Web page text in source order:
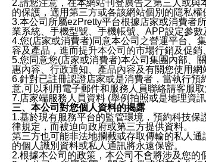
2.請您注意，在本網站刊登廣告之第三人或
的保護，適用第三方或各該網站個別的隱私
3.本公司所屬ezPretty平台根據店家或消費者
業系統、手機型號、手機帳號、APP設定參
4.您(店家或消費者)同意本公司之營運平台、
容及產品，進而提升本公司的市場行銷及促
5.您同意您(店家或消費者)本公司集團內部、
惠內容、行政通知、產品內容及有關您使用
6.針對已註冊認證店家或是消費者，當執行
意,可以利用電子郵件和服務人員聯絡請客服取
7.店家端服務人員資料 (舉例拍照或是地理資
三、本公司對您個人資料的揭露
1.基於現有服務平台的監管環境，預約科技
律規定，而被迫向政府或第三方提供資料。
第三方也可能非法地攔截或存取傳輸的私人
的個人識別資料或私人通訊將永遠保密。
2.根據本公司的政策，本公司不會將涉及您的